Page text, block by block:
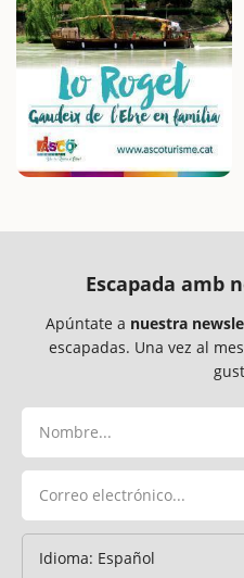
Escapada amb
Apúntate a nuestra
escapadas. Una vez al